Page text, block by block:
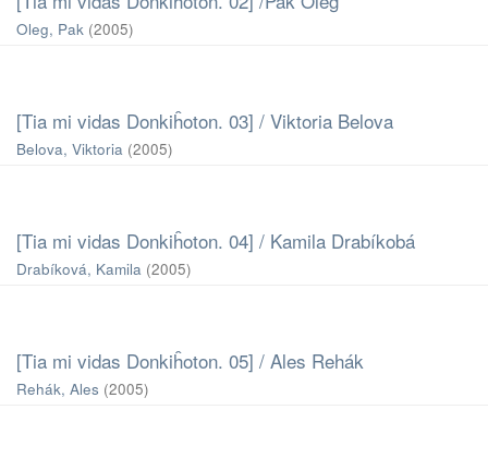
Oleg, Pak (2005)
[Tia mi vidas Donkiĥoton. 03] / Viktoria Belova
Belova, Viktoria (2005)
[Tia mi vidas Donkiĥoton. 04] / Kamila Drabíkobá
Drabíková, Kamila (2005)
[Tia mi vidas Donkiĥoton. 05] / Ales Rehák
Rehák, Ales (2005)